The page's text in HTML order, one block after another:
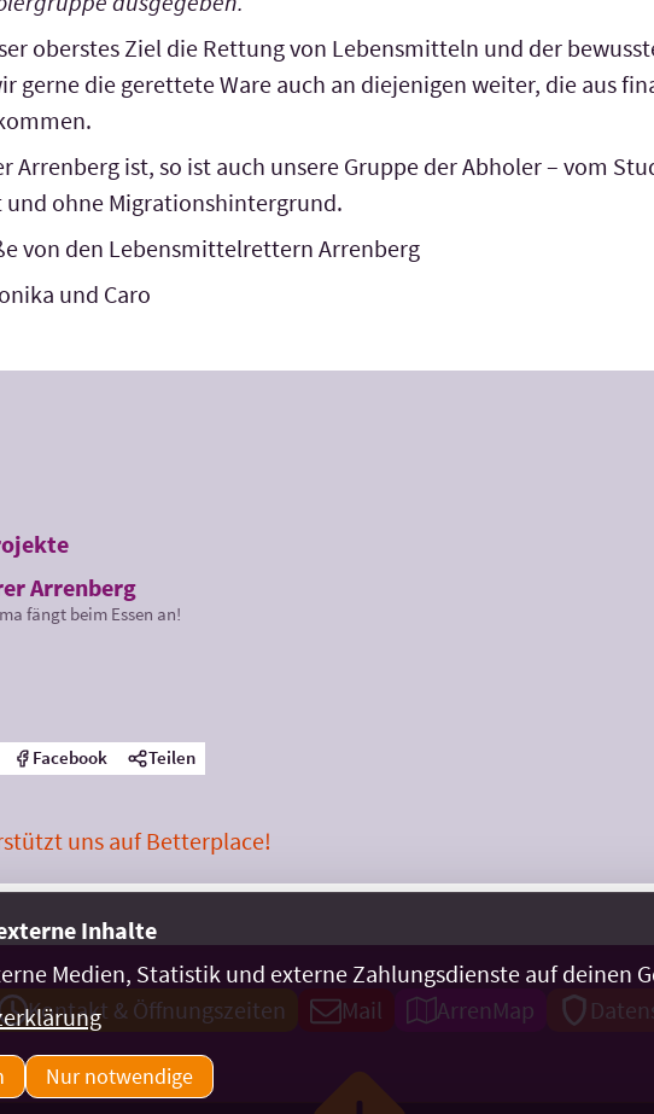
oberstes Ziel die Rettung von Lebensmitteln und der
gerne die gerettete Ware auch an diejenigen weiter, die aus
Arrenberg ist, so ist auch unsere Gruppe der Abholer – vom
ohne Migrationshintergrund.
von den Lebensmittelrettern Arrenberg
und Caro
Arrenberg
fängt beim Essen an!
Facebook Teilen
uns auf Betterplace!
Kontakt & Öffnungszeiten Mail ArrenMap
Inhalte
Medien, Statistik und externe Zahlungsdienste auf deinen
Nur notwendige